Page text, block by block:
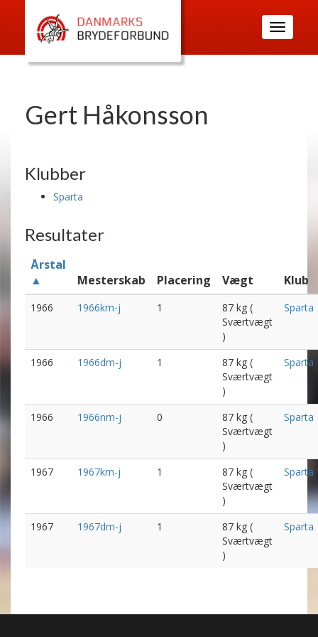
Toggle
navigation
Gert Håkonsson
Klubber
Sparta
Resultater
Årstal
▲
Mesterskab Placering Vægt Klub
1966 1966km-j 1
87 kg (
Sværtvægt
)
Sparta
1966 1966dm-j 1
87 kg (
Sværtvægt
)
Sparta
1966 1966nm-j 0
87 kg (
Sværtvægt
)
Sparta
1967 1967km-j 1
87 kg (
Sværtvægt
)
Sparta
1967 1967dm-j 1
87 kg (
Sværtvægt
)
Sparta